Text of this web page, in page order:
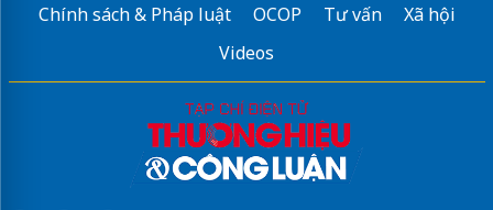
Cácmẫu đồng phục quản lý nhà hàngđẹp 2026
Chính sách & Pháp luật
OCOP Tư vấn
Xã hội
Videos